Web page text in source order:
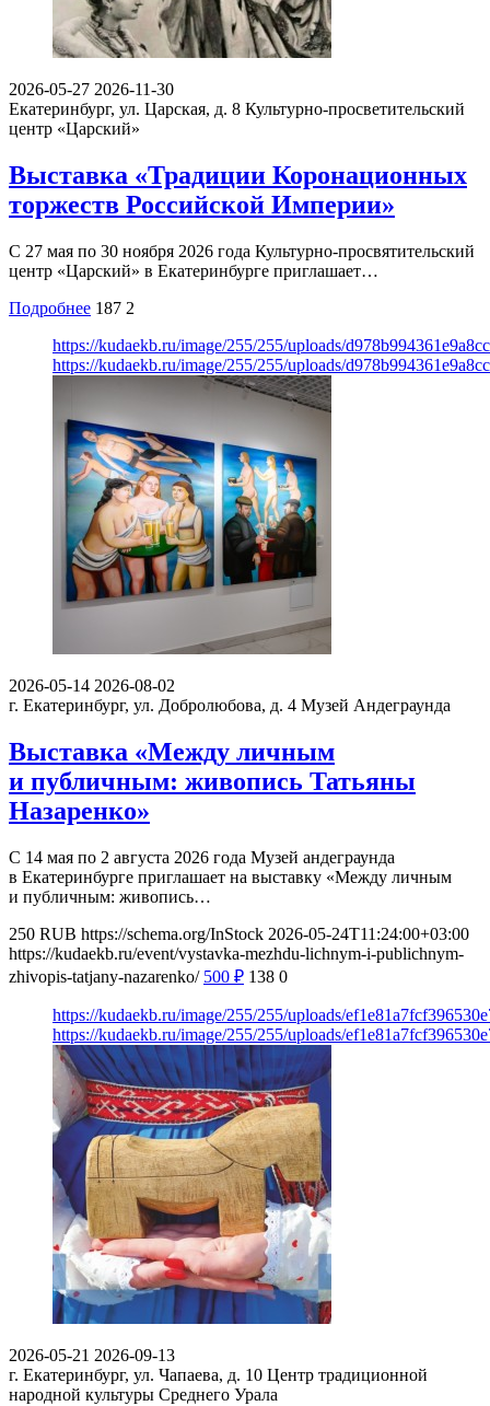
2026-05-27 2026-11-30
Екатеринбург, ул. Царская, д. 8 Культурно-просветительский
центр «Царский»
Выставка «Традиции Коронационных
торжеств Российской Империи»
С 27 мая по 30 ноября 2026 года Культурно-просвятительский
центр «Царский» в Екатеринбурге приглашает…
Подробнее 187 2
https://kudaekb.ru/image/255/255/uploads/
https://kudaekb.ru/image/255/255/uploads/
2026-05-14 2026-08-02
г. Екатеринбург, ул. Добролюбова, д. 4 Музей Андеграунда
Выставка «Между личным
и публичным: живопись Татьяны
Назаренко»
С 14 мая по 2 августа 2026 года Музей андеграунда
в Екатеринбурге приглашает на выставку «Между личным
и публичным: живопись…
250 RUB https://schema.org/InStock 2026-05-24T11:24:00+03:00
https://kudaekb.ru/event/vystavka-mezhdu-lichnym-i-publichnym-
zhivopis-tatjany-nazarenko/ 500 ₽ 138 0
https://kudaekb.ru/image/255/255/uploads/
https://kudaekb.ru/image/255/255/uploads/
2026-05-21 2026-09-13
г. Екатеринбург, ул. Чапаева, д. 10 Центр традиционной
народной культуры Среднего Урала